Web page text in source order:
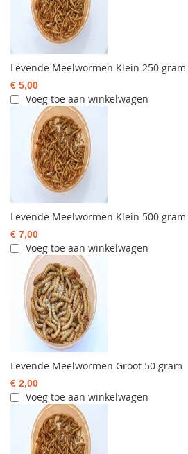
Levende Meelwormen Klein 250 gram
€ 5,00
Voeg toe aan winkelwagen
Levende Meelwormen Klein 500 gram
€ 7,00
Voeg toe aan winkelwagen
Levende Meelwormen Groot 50 gram
€ 2,00
Voeg toe aan winkelwagen